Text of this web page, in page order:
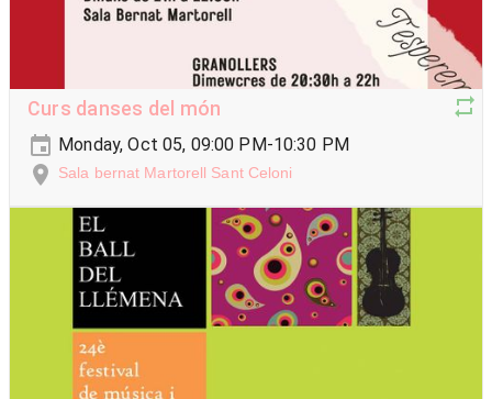
Curs danses del món
Monday, Oct 05, 09:00 PM-10:30 PM
Sala bernat Martorell Sant Celoni